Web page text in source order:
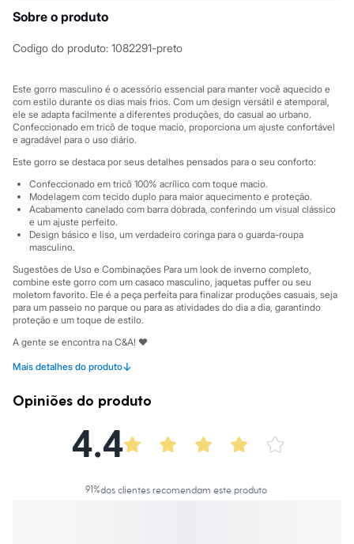
Marcas
Clock House
Yessica
Moda esportiva
Acessórios
Blusas
Calçados
Leggings
Tops
Moda íntima
Calcinhas
Cintas e Modeladores
Meias
Sutiãs e Tops
Moda praia
Biquínis
Maiôs
Saídas de praia
Personagens
Plus size
Blusas e Camisetas
Casacos e Jaquetas
Moda esportiva
Shorts e Saias
Sobre o produto
Codigo do produto: 1082291-preto
Este gorro masculino é o acessório essencial para manter você aquecido e
com estilo durante os dias mais frios. Com um design versátil e atemporal,
ele se adapta facilmente a diferentes produções, do casual ao urbano.
Confeccionado em tricô de toque macio, proporciona um ajuste confortável
e agradável para o uso diário.
Este gorro se destaca por seus detalhes pensados para o seu conforto:
Confeccionado em tricô 100% acrílico com toque macio.
Modelagem com tecido duplo para maior aquecimento e proteção.
Acabamento canelado com barra dobrada, conferindo um visual clássico
e um ajuste perfeito.
Design básico e liso, um verdadeiro coringa para o guarda-roupa
masculino.
Sugestões de Uso e Combinações Para um look de inverno completo,
combine este gorro com um casaco masculino, jaquetas puffer ou seu
moletom favorito. Ele é a peça perfeita para finalizar produções casuais, seja
para um passeio no parque ou para as atividades do dia a dia, garantindo
proteção e um toque de estilo.
A gente se encontra na C&A! ❤
Mais detalhes do produto↓
Informacoes gerais:
Cor : Preto
Clock House
Opiniões do produto
4.4
91%dos clientes recomendam este produto